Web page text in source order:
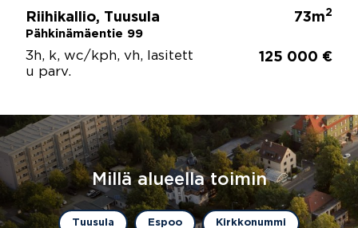
Riihikallio, Tuusula
Pähkinämäentie 99
73m2
3h, k, wc/kph, vh, lasitett
u parv.
125 000 €
Millä alueella toimin
Tuusula Espoo Kirkkonummi